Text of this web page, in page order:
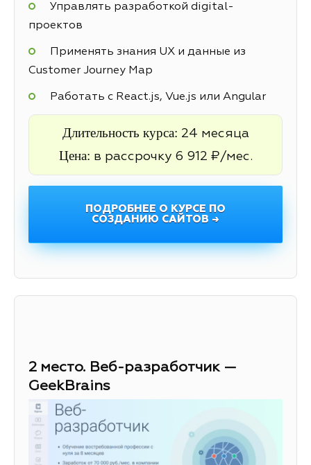
Управлять разработкой digital-
проектов
Применять знания UX и данные из
Customer Journey Map
Работать с React.js, Vue.js или Angular
Длительность курса: 24 месяца
Цена: в рассрочку 6 912 ₽/мес.
ПОДРОБНЕЕ О КУРСЕ ПО
СОЗДАНИЮ САЙТОВ →
2 место. Веб-разработчик —
GeekBrains